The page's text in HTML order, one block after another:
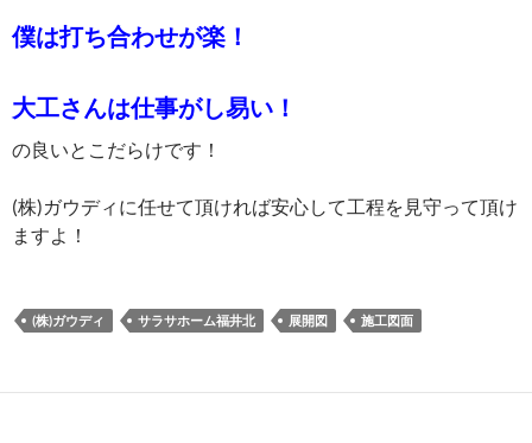
僕は打ち合わせが楽！
大工さんは仕事がし易い！
の良いとこだらけです！
(株)ガウディに任せて頂ければ安心して工程を見守って頂け
ますよ！
(株)ガウディ サラサホーム福井北 展開図 施工図面